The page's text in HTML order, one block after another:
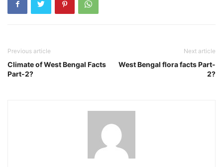
Previous article
Climate of West Bengal Facts
Part-2?
Next article
West Bengal flora facts Part-
2?